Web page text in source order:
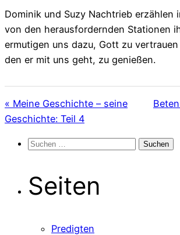
Dominik und Suzy Nachtrieb erzählen
von den herausfordernden Stationen
ermutigen uns dazu, Gott zu
den er mit uns geht, zu genießen.
« Meine Geschichte – seine
Geschichte: Teil 4
Suchen
Seiten
Predigten